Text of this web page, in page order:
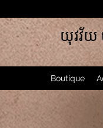
Boutique
យុវវ័យ